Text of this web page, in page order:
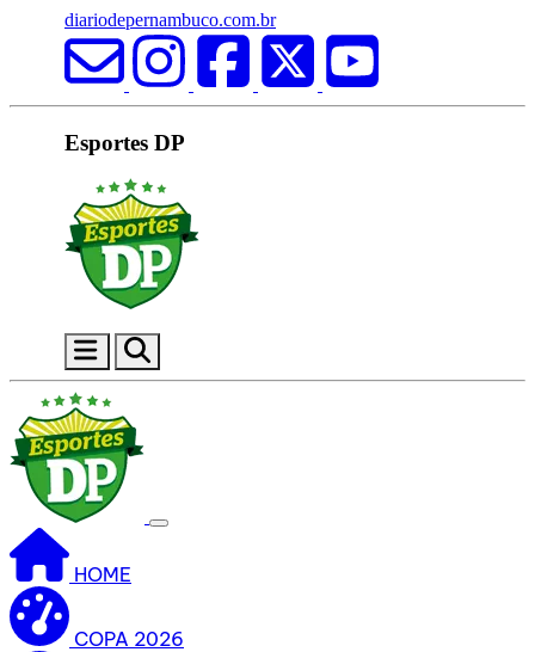
diariodepernambuco.com.br
Esportes DP
HOME
COPA 2026